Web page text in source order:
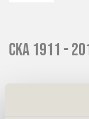
CKA 1911 -